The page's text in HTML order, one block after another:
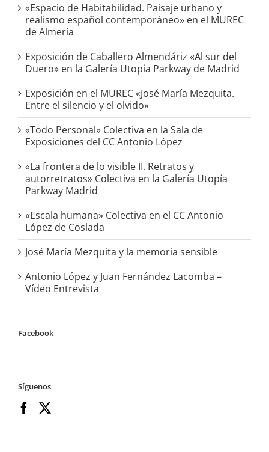
«Espacio de Habitabilidad. Paisaje urbano y
realismo español contemporáneo» en el MUREC
de Almería
Exposición de Caballero Almendáriz «Al sur del
Duero» en la Galería Utopia Parkway de Madrid
Exposición en el MUREC «José María Mezquita.
Entre el silencio y el olvido»
«Todo Personal» Colectiva en la Sala de
Exposiciones del CC Antonio López
«La frontera de lo visible II. Retratos y
autorretratos» Colectiva en la Galería Utopía
Parkway Madrid
«Escala humana» Colectiva en el CC Antonio
López de Coslada
José María Mezquita y la memoria sensible
Antonio López y Juan Fernández Lacomba –
Vídeo Entrevista
Facebook
Síguenos